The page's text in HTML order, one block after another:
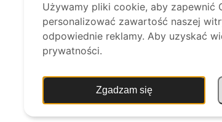
Używamy pliki cookie, aby zapewnić
personalizować zawartość naszej
odpowiednie reklamy. Aby uzyskać
prywatności.
Zgadzam się